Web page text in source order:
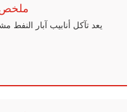
ملخص
يعد تآكل أنابيب آبار النفط